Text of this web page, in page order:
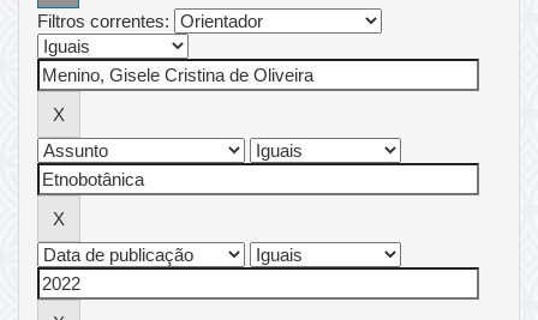
Filtros correntes: